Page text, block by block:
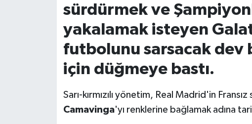
sürdürmek ve
yakalamak isteyen
futbolunu sarsacak dev
için düğmeye bastı.
Sarı-kırmızılı yönetim, Real Madrid'in
Camavinga'yı renklerine bağlamak adına
KENT GÜNDEMİ
KÜLTÜR-SANAT
MAGAZİN